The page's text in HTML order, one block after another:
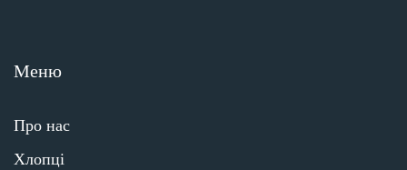
Меню
Про нас
Хлопці